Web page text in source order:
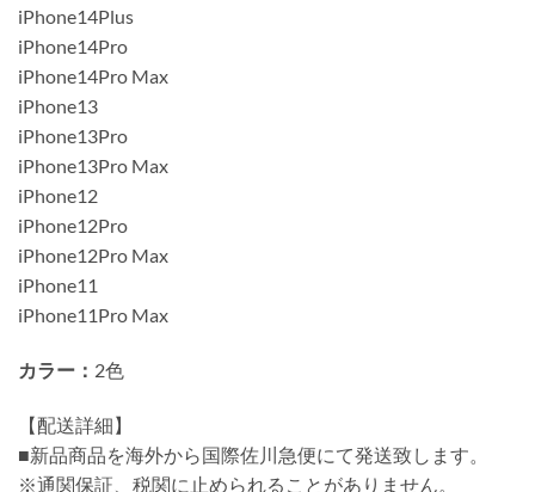
iPhone14Plus
iPhone14Pro
iPhone14Pro Max
iPhone13
iPhone13Pro
iPhone13Pro Max
iPhone12
iPhone12Pro
iPhone12Pro Max
iPhone11
iPhone11Pro Max
カラー： 2色
【配送詳細】
■新品商品を海外から国際佐川急便にて発送致します。
※通関保証、税関に止められることがありません。